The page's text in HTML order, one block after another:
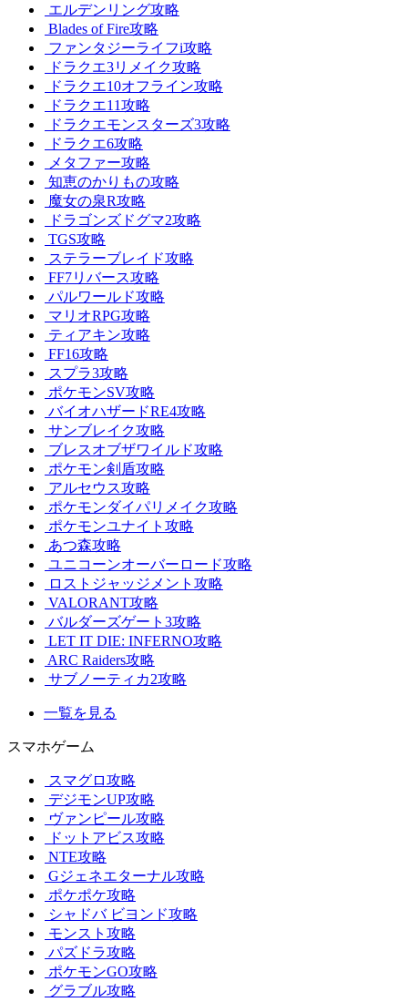
エルデンリング攻略
Blades of Fire攻略
ファンタジーライフi攻略
ドラクエ3リメイク攻略
ドラクエ10オフライン攻略
ドラクエ11攻略
ドラクエモンスターズ3攻略
ドラクエ6攻略
メタファー攻略
知恵のかりもの攻略
魔女の泉R攻略
ドラゴンズドグマ2攻略
TGS攻略
ステラーブレイド攻略
FF7リバース攻略
パルワールド攻略
マリオRPG攻略
ティアキン攻略
FF16攻略
スプラ3攻略
ポケモンSV攻略
バイオハザードRE4攻略
サンブレイク攻略
ブレスオブザワイルド攻略
ポケモン剣盾攻略
アルセウス攻略
ポケモンダイパリメイク攻略
ポケモンユナイト攻略
あつ森攻略
ユニコーンオーバーロード攻略
ロストジャッジメント攻略
VALORANT攻略
バルダーズゲート3攻略
LET IT DIE: INFERNO攻略
ARC Raiders攻略
サブノーティカ2攻略
一覧を見る
スマホゲーム
スマグロ攻略
デジモンUP攻略
ヴァンピール攻略
ドットアビス攻略
NTE攻略
Gジェネエターナル攻略
ポケポケ攻略
シャドバ ビヨンド攻略
モンスト攻略
パズドラ攻略
ポケモンGO攻略
グラブル攻略